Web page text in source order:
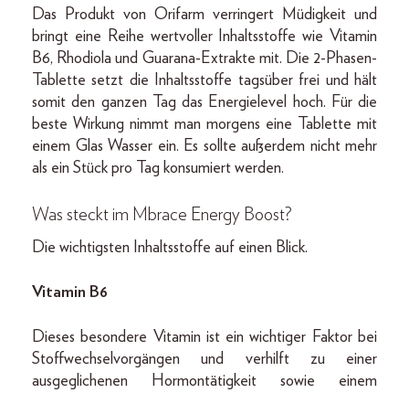
Das Produkt von Orifarm verringert Müdigkeit und
bringt eine Reihe wertvoller Inhaltsstoffe wie Vitamin
B6, Rhodiola und Guarana-Extrakte mit. Die 2-Phasen-
Tablette setzt die Inhaltsstoffe tagsüber frei und hält
somit den ganzen Tag das Energielevel hoch. Für die
beste Wirkung nimmt man morgens eine Tablette mit
einem Glas Wasser ein. Es sollte außerdem nicht mehr
als ein Stück pro Tag konsumiert werden.
Was steckt im Mbrace Energy Boost?
Die wichtigsten Inhaltsstoffe auf einen Blick.
Vitamin B6
Dieses besondere Vitamin ist ein wichtiger Faktor bei
Stoffwechselvorgängen und verhilft zu einer
ausgeglichenen Hormontätigkeit sowie einem